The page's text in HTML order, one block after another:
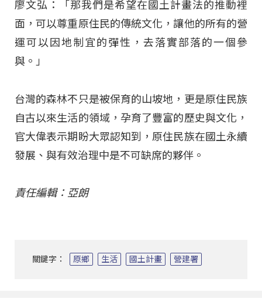
廖文弘：「那我們是希望在國土計畫法的推動裡
面，可以尊重原住民的傳統文化，讓他的所有的營
運可以因地制宜的彈性，去落實部落的一個參
與。」
台灣的森林不只是被保育的山坡地，更是原住民族
自古以來生活的領域，孕育了豐富的歷史與文化，
官大偉表示期盼大眾認知到，原住民族在國土永續
發展、與有效治理中是不可缺席的夥伴。
責任編輯：亞朗
關鍵字： 原鄉 生活 國土計畫 營建署